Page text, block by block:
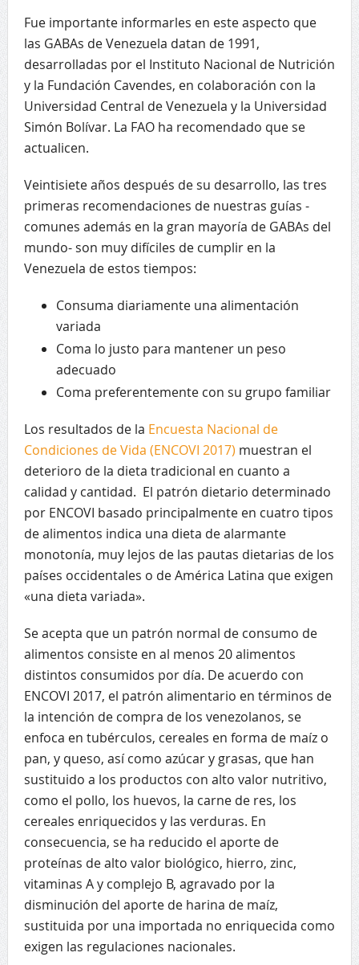
Fue importante informarles en este aspecto que
las GABAs de Venezuela datan de 1991,
desarrolladas por el Instituto Nacional de Nutrición
y la Fundación Cavendes, en colaboración con la
Universidad Central de Venezuela y la Universidad
Simón Bolívar. La FAO ha recomendado que se
actualicen.
Veintisiete años después de su desarrollo, las tres
primeras recomendaciones de nuestras guías -
comunes además en la gran mayoría de GABAs del
mundo- son muy difíciles de cumplir en la
Venezuela de estos tiempos:
Consuma diariamente una alimentación
variada
Coma lo justo para mantener un peso
adecuado
Coma preferentemente con su grupo familiar
Los resultados de la Encuesta Nacional de
Condiciones de Vida (ENCOVI 2017) muestran el
deterioro de la dieta tradicional en cuanto a
calidad y cantidad. El patrón dietario determinado
por ENCOVI basado principalmente en cuatro tipos
de alimentos indica una dieta de alarmante
monotonía, muy lejos de las pautas dietarias de los
países occidentales o de América Latina que exigen
«una dieta variada».
Se acepta que un patrón normal de consumo de
alimentos consiste en al menos 20 alimentos
distintos consumidos por día. De acuerdo con
ENCOVI 2017, el patrón alimentario en términos de
la intención de compra de los venezolanos, se
enfoca en tubérculos, cereales en forma de maíz o
pan, y queso, así como azúcar y grasas, que han
sustituido a los productos con alto valor nutritivo,
como el pollo, los huevos, la carne de res, los
cereales enriquecidos y las verduras. En
consecuencia, se ha reducido el aporte de
proteínas de alto valor biológico, hierro, zinc,
vitaminas A y complejo B, agravado por la
disminución del aporte de harina de maíz,
sustituida por una importada no enriquecida como
exigen las regulaciones nacionales.